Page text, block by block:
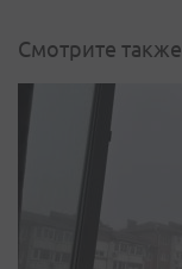
Смотрите также